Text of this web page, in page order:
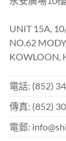
UNIT 15A,
NO.62
KOWLOON,
電話: (852)
傳真: (852)
電郵: